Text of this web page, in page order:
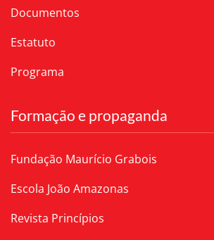
Documentos
Estatuto
Programa
Formação e propaganda
Fundação Maurício Grabois
Escola João Amazonas
Revista Princípios